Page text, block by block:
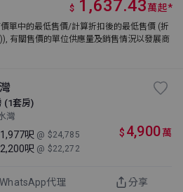
$ 1,637.43萬起*
單中的最低售價/計算折扣後的最低售價 (折
有關售價的單位供應量及銷售情況以發展商
(1套房)
灣
1,977呎 @ $24,785
2,200呎 @ $22,272
$ 4,900萬
WhatsApp代理 分享